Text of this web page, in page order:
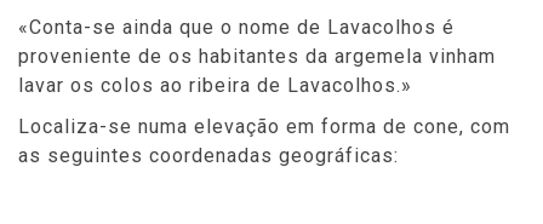
«Conta-se ainda que o nome de Lavacolhos é
proveniente de os habitantes da argemela vinham
lavar os colos ao ribeira de Lavacolhos.»
Localiza-se numa elevação em forma de cone, com
as seguintes coordenadas geográficas: